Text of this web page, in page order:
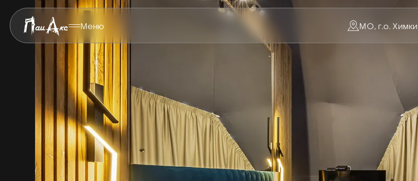
Меню МО, г.о.
Фотогалерея
ФОТОГАЛЕРЕЯ
ФОТОГАЛЕРЕЯ